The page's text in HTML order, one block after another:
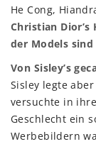
He Cong,
Christian
der Models
Von Sisley’s
Sisley legte
versuchte in
Geschlecht ein
Werbebildern